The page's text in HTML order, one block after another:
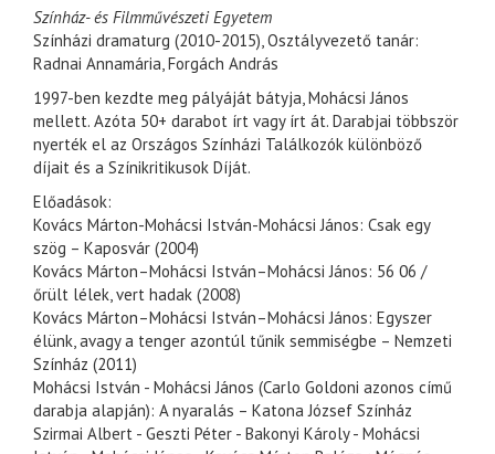
Színház- és Filmművészeti Egyetem
Színházi dramaturg (2010-2015), Osztályvezető tanár:
Radnai Annamária, Forgách András
1997-ben kezdte meg pályáját bátyja, Mohácsi János
mellett. Azóta 50+ darabot írt vagy írt át. Darabjai többször
nyerték el az Országos Színházi Találkozók különböző
díjait és a Színikritikusok Díját.
Előadások:
Kovács Márton-Mohácsi István-Mohácsi János: Csak egy
szög – Kaposvár (2004)
Kovács Márton–Mohácsi István–Mohácsi János: 56 06 /
őrült lélek, vert hadak (2008)
Kovács Márton–Mohácsi István–Mohácsi János: Egyszer
élünk, avagy a tenger azontúl tűnik semmiségbe – Nemzeti
Színház (2011)
Mohácsi István - Mohácsi János (Carlo Goldoni azonos című
darabja alapján): A nyaralás – Katona József Színház
Szirmai Albert - Geszti Péter - Bakonyi Károly - Mohácsi